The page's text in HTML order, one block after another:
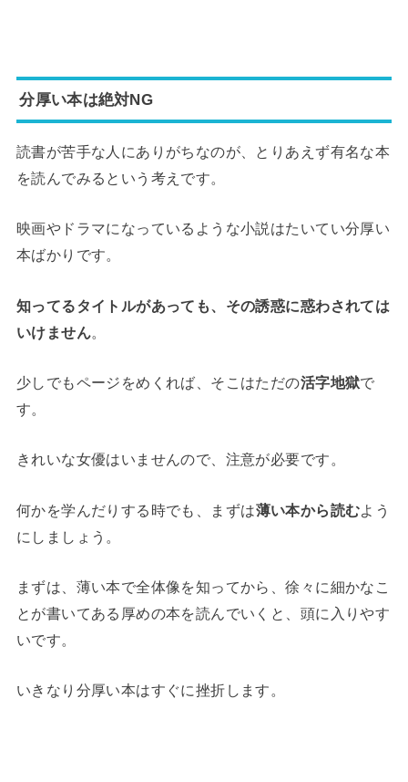
分厚い本は絶対NG
読書が苦手な人にありがちなのが、とりあえず有名な本
を読んでみるという考えです。
映画やドラマになっているような小説はたいてい分厚い
本ばかりです。
知ってるタイトルがあっても、その誘惑に惑わされては
いけません。
少しでもページをめくれば、そこはただの活字地獄で
す。
きれいな女優はいませんので、注意が必要です。
何かを学んだりする時でも、まずは薄い本から読むよう
にしましょう。
まずは、薄い本で全体像を知ってから、徐々に細かなこ
とが書いてある厚めの本を読んでいくと、頭に入りやす
いです。
いきなり分厚い本はすぐに挫折します。